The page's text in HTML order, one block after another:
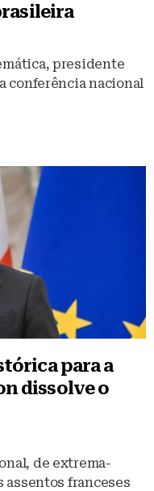
presidente
conferência nacional
para a
dissolve o
de extrema-
assentos franceses